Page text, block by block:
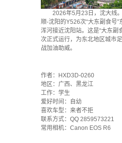
2026年5月23日，沈大线
顺-沈阳的Y526次“大东‮食副‬号”东‮超北‬球迷专列跨越
浑河接近沈阳站。这是“大东副
正次‬式运行，为东北地‮城区‬市足球‮赛联‬沈阳‮区赛‬开幕
战加油助威。
作者：HXD3D-0260
地区：广西、黑龙江
工作：学生
爱好时间：自幼
喜欢车型：来者不拒
联系方式：QQ 2859573221
常用相机：Canon EOS R6